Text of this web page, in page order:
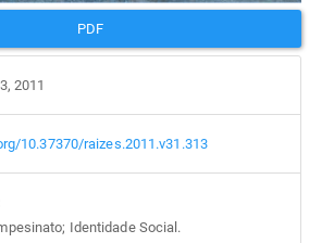
PDF
2011
10.37370/raizes.2011.v31.313
Identidade Social.